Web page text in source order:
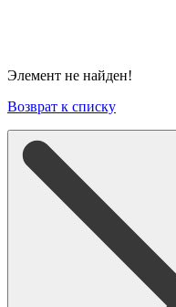
Элемент не найден!
Возврат к списку